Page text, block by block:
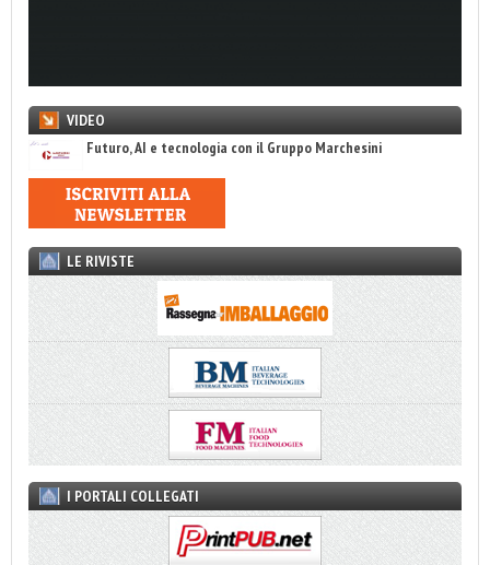
VIDEO
Futuro, AI e tecnologia con il Gruppo Marchesini
LE RIVISTE
I PORTALI COLLEGATI